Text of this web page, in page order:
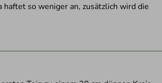
haftet so weniger an, zusätzlich wird die